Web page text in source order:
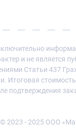
и не является
Статьи 437
Итоговая
подтверждения
2023 - 2025 ООО